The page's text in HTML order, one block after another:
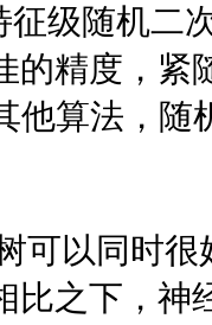
征级随机
的精度，紧
他算法，
可以同时
比之下，神